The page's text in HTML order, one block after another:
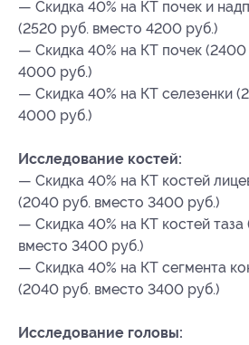
— Скидка 40% на КТ почек и
(2520 руб. вместо 4200 руб.)
— Скидка 40% на КТ почек (2400
4000 руб.)
— Скидка 40% на КТ селезенки
4000 руб.)
Исследование костей:
— Скидка 40% на КТ костей
(2040 руб. вместо 3400 руб.)
— Скидка 40% на КТ костей
вместо 3400 руб.)
— Скидка 40% на КТ сегмента
(2040 руб. вместо 3400 руб.)
Исследование головы: